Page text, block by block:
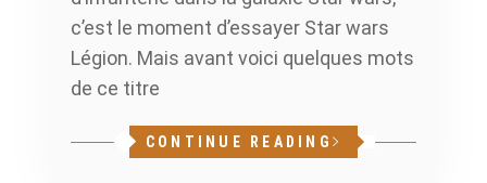
c’est le moment d’essayer Star wars
Légion. Mais avant voici quelques mots
de ce titre
CONTINUE READING